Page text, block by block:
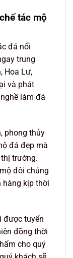
tác mộ
đá nổi
trung
Hoa Lư,
và phát
làm đá
phong thủy
đá đẹp mà
trường.
đôi chúng
hàng kịp thời
được tuyển
đồng thời
cho quý